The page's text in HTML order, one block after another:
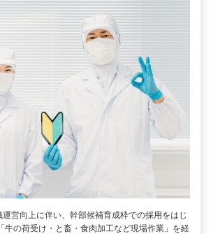
運営向上に伴い、幹部候補育成枠での採用をはじ
牛の荷受け・と畜・食肉加工など現場作業」を経